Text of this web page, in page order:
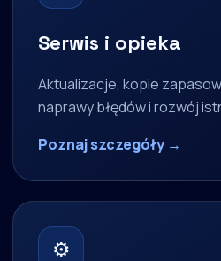
Serwis i opieka
Aktualizacje, kopie
naprawy błędów i rozwój
Poznaj szczegóły →
⚙